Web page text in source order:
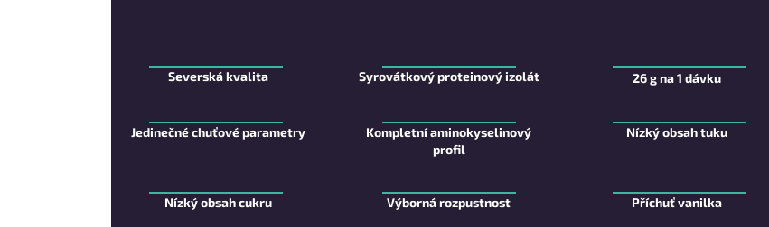
Severská kvalita Syrovátkový proteinový izolát 26 g na 1 dávku
Jedinečné chuťové parametry
Kompletní aminokyselinový
profil
Nízký obsah tuku
Nízký obsah cukru Výborná rozpustnost Příchuť vanilka